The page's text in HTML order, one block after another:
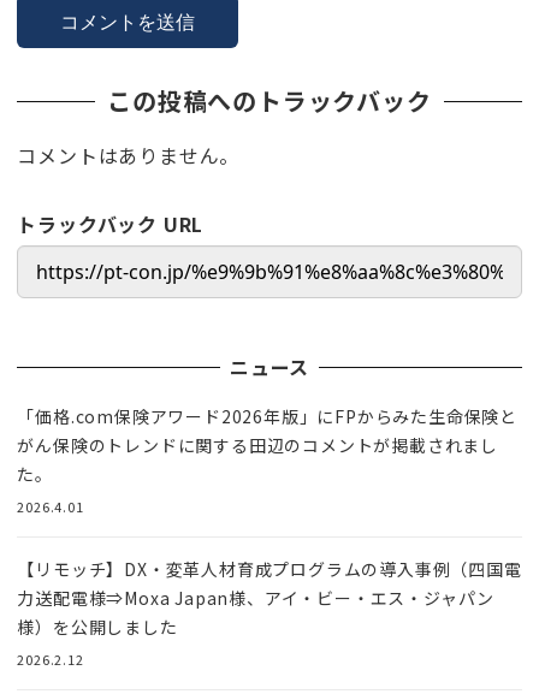
この投稿へのトラックバック
コメントはありません。
トラックバック URL
ニュース
「価格.com保険アワード2026年版」にFPからみた生命保険と
がん保険のトレンドに関する田辺のコメントが掲載されまし
た。
2026.4.01
【リモッチ】DX・変革人材育成プログラムの導入事例（四国電
力送配電様⇒Moxa Japan様、アイ・ビー・エス・ジャパン
様）を公開しました
2026.2.12